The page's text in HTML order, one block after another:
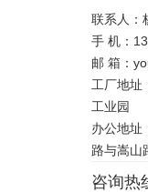
联系人：
手 机：
邮 箱：
工厂地址
工业园
办公地址
路与嵩山
咨询热